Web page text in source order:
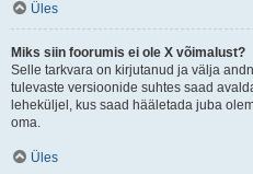
Üles
Miks siin foorumis ei ole X võimalust?
Selle tarkvara on kirjutanud ja välja
tulevaste versioonide suhtes saad
leheküljel, kus saad hääletada juba
oma.
Üles